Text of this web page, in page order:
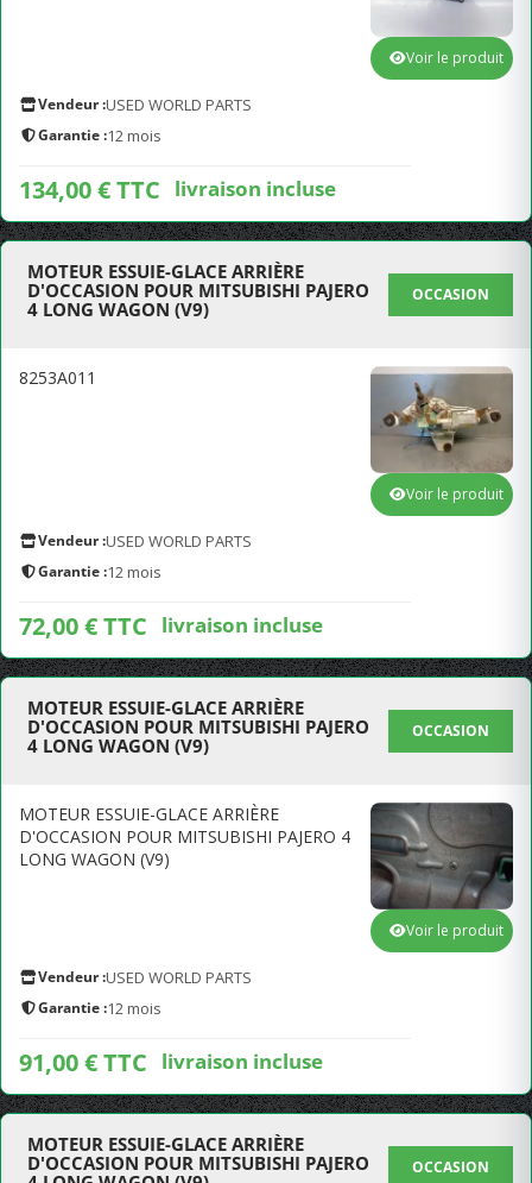
Vendeur :USED WORLD PARTS
Garantie :12 mois
134,00 € TTC livraison incluse
Voir le produit
MOTEUR ESSUIE-GLACE ARRIÈRE
D'OCCASION POUR MITSUBISHI PAJERO
4 LONG WAGON (V9)
OCCASION
8253A011
Vendeur :USED WORLD PARTS
Garantie :12 mois
72,00 € TTC livraison incluse
Voir le produit
MOTEUR ESSUIE-GLACE ARRIÈRE
D'OCCASION POUR MITSUBISHI PAJERO
4 LONG WAGON (V9)
OCCASION
MOTEUR ESSUIE-GLACE ARRIÈRE
D'OCCASION POUR MITSUBISHI PAJERO 4
LONG WAGON (V9)
Vendeur :USED WORLD PARTS
Garantie :12 mois
91,00 € TTC livraison incluse
Voir le produit
MOTEUR ESSUIE-GLACE ARRIÈRE
D'OCCASION POUR MITSUBISHI PAJERO
OCCASION